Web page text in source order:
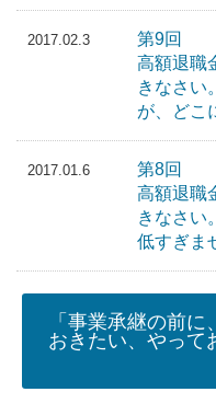
2017.02.3
第9回
高額退職
きなさ
が、どこ
2017.01.6
第8回
高額退職
きなさい
低すぎま
「事業承継の前
おきたい、やって